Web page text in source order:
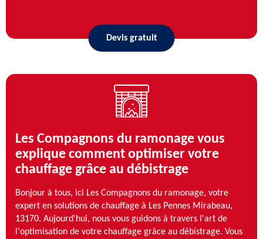
Devis gratuit
Les Compagnons du ramonage vous
explique comment optimiser votre
chauffage grâce au débistrage
Bonjour à tous, ici Les Compagnons du ramonage, votre
expert en solutions de chauffage à Les Pennes Mirabeau,
13170. Aujourd'hui, nous vous guidons à travers l'art de
l'optimisation de votre chauffage grâce au débistrage. Vous